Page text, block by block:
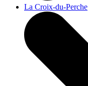
La Croix-du-Perche